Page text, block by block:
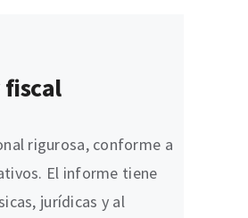
fiscal
rigurosa, conforme a
El informe tiene
jurídicas y al